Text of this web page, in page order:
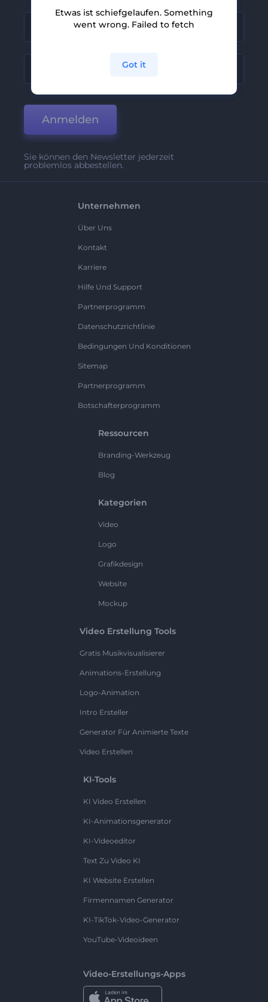
Anmelden
Sie können den Newsletter jederzeit
problemlos abbestellen.
Unternehmen
Über Uns
Kontakt
Karriere
Hilfe Und Support
Partnerprogramm
Datenschutzrichtlinie
Bedingungen Und Konditionen
Sitemap
Partnerprogramm
Botschafterprogramm
Ressourcen
Branding-Werkzeug
Blog
Kategorien
Video
Logo
Grafikdesign
Website
Mockup
Video Erstellung Tools
Gratis Musikvisualisierer
Animations-Erstellung
Logo-Animation
Intro Ersteller
Generator Für Animierte Texte
Video Erstellen
KI-Tools
KI Video Erstellen
KI-Animationsgenerator
KI-Videoeditor
Text Zu Video KI
KI Website Erstellen
Firmennamen Generator
KI-TikTok-Video-Generator
YouTube-Videoideen
Video-Erstellungs-Apps
Etwas ist schiefgelaufen. Something
went wrong. Failed to fetch
Got it